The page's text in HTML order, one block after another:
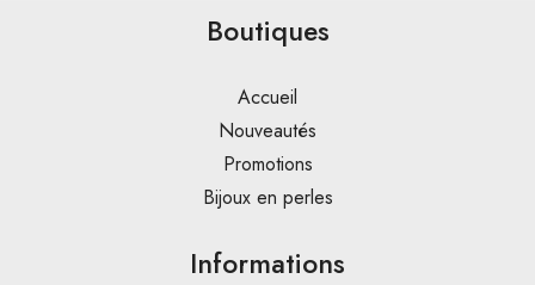
Boutiques
Accueil
Nouveautés
Promotions
Bijoux en perles
Informations